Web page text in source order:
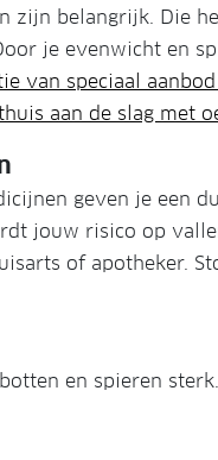
zijn belangrijk. Die
je evenwicht en
van speciaal
aan de slag met
geven je een
jouw risico op
of apotheker.
en spieren